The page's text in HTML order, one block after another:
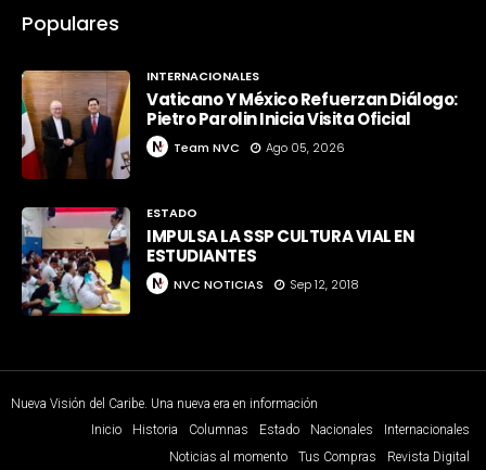
Populares
INTERNACIONALES
Vaticano Y México Refuerzan Diálogo:
Pietro Parolin Inicia Visita Oficial
Team NVC Ago 05, 2026
ESTADO
IMPULSA LA SSP CULTURA VIAL EN
ESTUDIANTES
NVC NOTICIAS Sep 12, 2018
Nueva Visión del Caribe. Una nueva era en información
Inicio
Historia Columnas Estado Nacionales
Internacionales
Noticias al momento
Tus Compras Revista Digital